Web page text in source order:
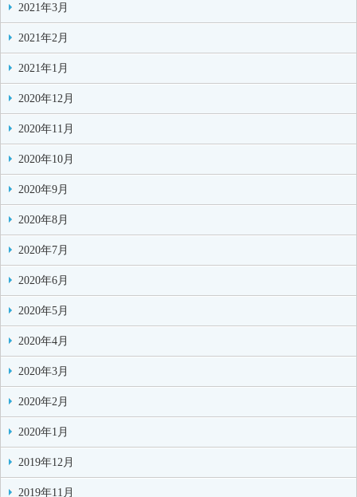
2021年3月
2021年2月
2021年1月
2020年12月
2020年11月
2020年10月
2020年9月
2020年8月
2020年7月
2020年6月
2020年5月
2020年4月
2020年3月
2020年2月
2020年1月
2019年12月
2019年11月